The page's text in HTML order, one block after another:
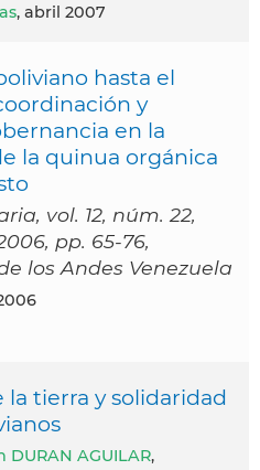
, abril 2007
hasta el
y
en la
la quinua orgánica
vol. 12, núm. 22,
pp. 65-76,
los Andes Venezuela
tierra y solidaridad
DURAN AGUILAR,